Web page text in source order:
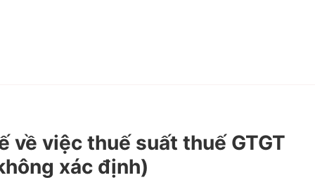
về việc thuế suất thuế GTGT
xác định)